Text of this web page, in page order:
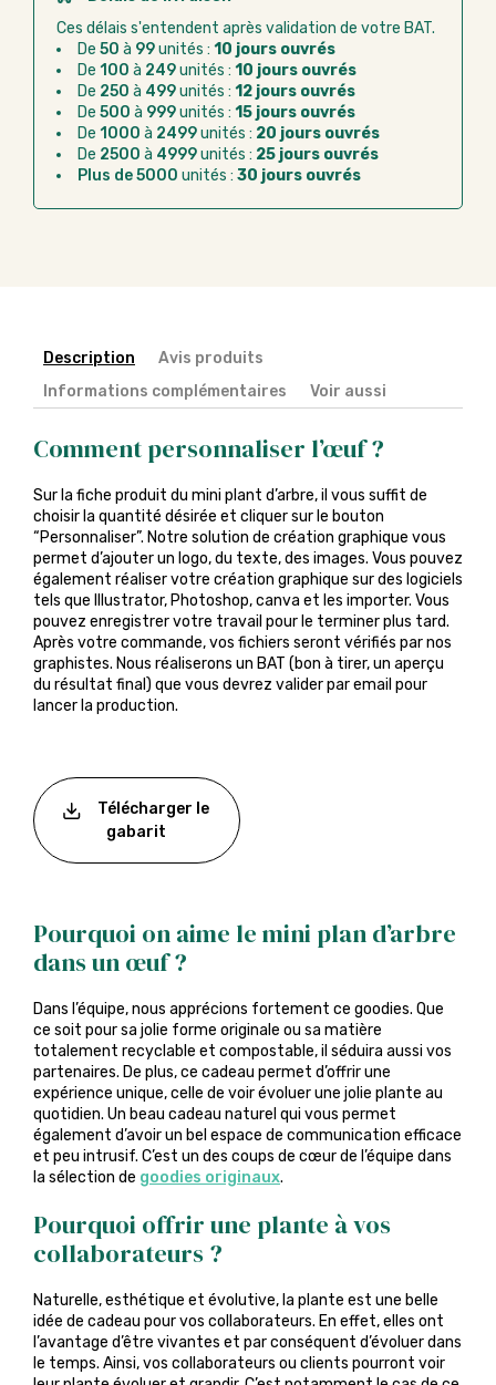
Virement bancaire :règlement sur facture
après la commande
Chorus Pro :règlement par mandat
administratif après la commande
Ces délais s'entendent après validation de votre BAT.
De 50 à 99unités : 10 jours ouvrés
De 100 à 249unités : 10 jours ouvrés
De 250 à 499unités : 12 jours ouvrés
De 500 à 999unités : 15 jours ouvrés
De 1000 à 2499unités : 20 jours ouvrés
De 2500 à 4999unités : 25 jours ouvrés
Plus de 5000 unités : 30 jours ouvrés
Description
Avis produits
Informations complémentaires
Voir aussi
Comment personnaliser l’œuf ?
Sur la fiche produit du mini plant d’arbre, il vous suffit de
choisir la quantité désirée et cliquer sur le bouton
“Personnaliser”. Notre solution de création graphique vous
permet d’ajouter un logo, du texte, des images. Vous pouvez
également réaliser votre création graphique sur des logiciels
tels que Illustrator, Photoshop, canva et les importer. Vous
pouvez enregistrer votre travail pour le terminer plus tard.
Après votre commande, vos fichiers seront vérifiés par nos
graphistes. Nous réaliserons un BAT (bon à tirer, un aperçu
du résultat final) que vous devrez valider par email pour
lancer la production.
Télécharger le
gabarit
Pourquoi on aime le mini plan d’arbre
dans un œuf ?
Dans l’équipe, nous apprécions fortement ce goodies. Que
ce soit pour sa jolie forme originale ou sa matière
totalement recyclable et compostable, il séduira aussi vos
partenaires. De plus, ce cadeau permet d’offrir une
expérience unique, celle de voir évoluer une jolie plante au
quotidien. Un beau cadeau naturel qui vous permet
également d’avoir un bel espace de communication efficace
et peu intrusif. C’est un des coups de cœur de l’équipe dans
la sélection de goodies originaux.
Pourquoi offrir une plante à vos
collaborateurs ?
Naturelle, esthétique et évolutive, la plante est une belle
idée de cadeau pour vos collaborateurs. En effet, elles ont
l’avantage d’être vivantes et par conséquent d’évoluer dans
le temps. Ainsi, vos collaborateurs ou clients pourront voir